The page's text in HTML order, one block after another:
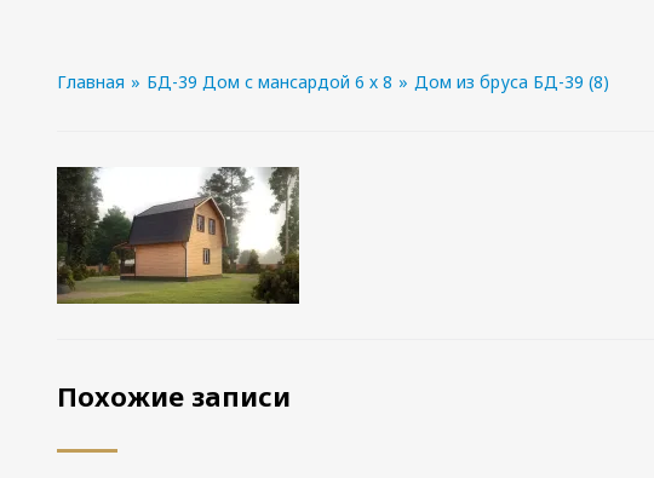
Главная » БД-39 Дом с мансардой 6 х 8 » Дом из бруса БД-39 (8)
Похожие записи